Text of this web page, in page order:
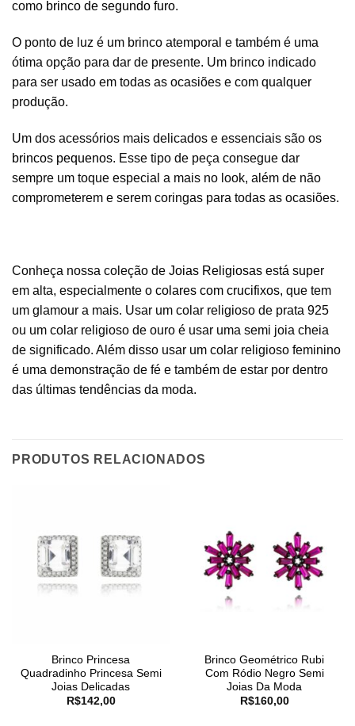
como brinco de segundo furo.
O ponto de luz é um brinco atemporal e também é uma
ótima opção para dar de presente. Um brinco indicado
para ser usado em todas as ocasiões e com qualquer
produção.
Um dos acessórios mais delicados e essenciais são os
brincos pequenos. Esse tipo de peça consegue dar
sempre um toque especial a mais no look, além de não
comprometerem e serem coringas para todas as ocasiões.
Conheça nossa coleção de Joias Religiosas está super
em alta, especialmente o colares com crucifixos, que tem
um glamour a mais. Usar um colar religioso de prata 925
ou um colar religioso de ouro é usar uma semi joia cheia
de significado. Além disso usar um colar religioso feminino
é uma demonstração de fé e também de estar por dentro
das últimas tendências da moda.
PRODUTOS RELACIONADOS
Brinco Princesa
Quadradinho Princesa Semi
Joias Delicadas
R$142,00
Brinco Geométrico Rubi
Com Ródio Negro Semi
Joias Da Moda
R$160,00